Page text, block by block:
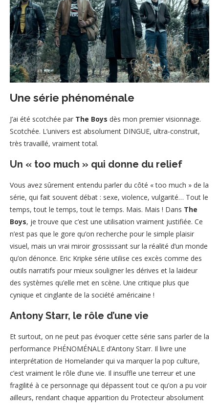
Une série phénoménale
J’ai été scotchée par The Boys dès mon premier visionnage.
Scotchée. L’univers est absolument DINGUE, ultra-construit,
très travaillé, vraiment total.
Un « too much » qui donne du relief
Vous avez sûrement entendu parler du côté « too much » de la
série, qui fait souvent débat : sexe, violence, vulgarité… Tout le
temps, tout le temps, tout le temps. Mais. Mais ! Dans The
Boys, je trouve que c’est une utilisation vraiment justifiée. Ce
n’est pas que le gore qu’on recherche pour le simple plaisir
visuel, mais un vrai miroir grossissant sur la réalité d’un monde
qu’on dénonce. Eric Kripke série utilise ces excès comme des
outils narratifs pour mieux souligner les dérives et la laideur
des systèmes qu’elle met en scène. Une critique plus que
cynique et cinglante de la société américaine !
Antony Starr, le rôle d’une vie
Et surtout, on ne peut pas évoquer cette série sans parler de la
performance PHÉNOMÉNALE d’Antony Starr. Il livre une
interprétation de Homelander qui va marquer la pop culture,
c’est vraiment le rôle d’une vie. Il insuffle une terreur et une
fragilité à ce personnage qui dépassent tout ce qu’on a pu voir
ailleurs, rendant chaque apparition du Protecteur absolument